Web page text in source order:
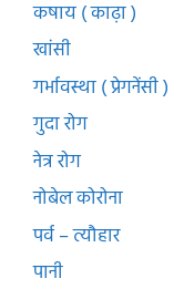
कषाय ( काढ़ा )
खांसी
गर्भावस्था ( प्रेगनेंसी )
गुदा रोग
नेत्र रोग
नोबेल कोरोना
पर्व – त्यौहार
पानी